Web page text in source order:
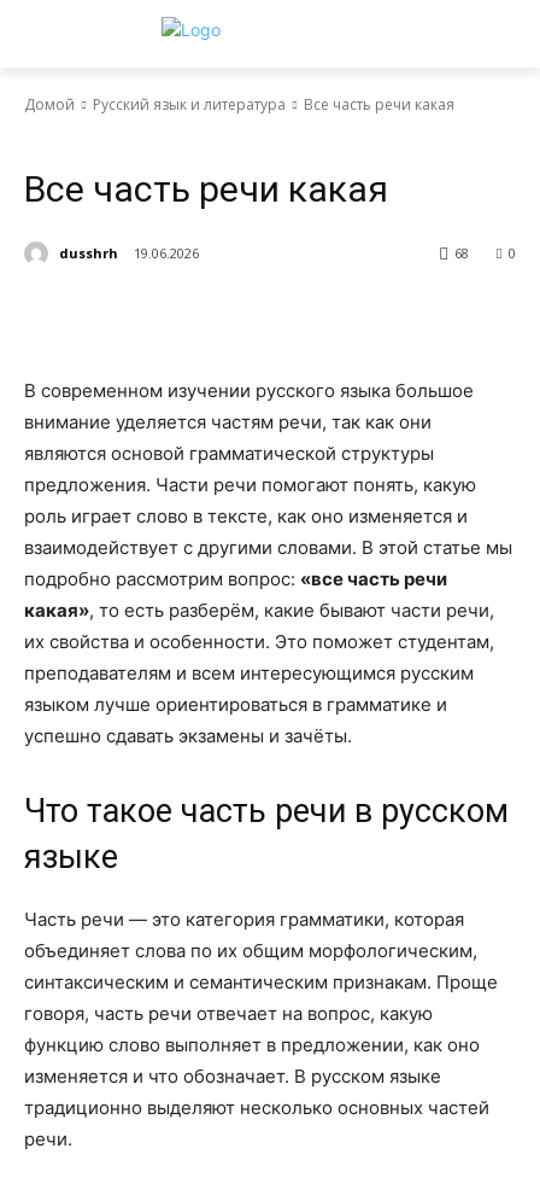
Домой Русский язык и литература Все часть речи какая
Все часть речи какая
dusshrh 19.06.2026 0
68
В современном изучении русского языка большое
внимание уделяется частям речи, так как они
являются основой грамматической структуры
предложения. Части речи помогают понять, какую
роль играет слово в тексте, как оно изменяется и
взаимодействует с другими словами. В этой статье мы
подробно рассмотрим вопрос: «все часть речи
какая», то есть разберём, какие бывают части речи,
их свойства и особенности. Это поможет студентам,
преподавателям и всем интересующимся русским
языком лучше ориентироваться в грамматике и
успешно сдавать экзамены и зачёты.
Что такое часть речи в русском
языке
Часть речи — это категория грамматики, которая
объединяет слова по их общим морфологическим,
синтаксическим и семантическим признакам. Проще
говоря, часть речи отвечает на вопрос, какую
функцию слово выполняет в предложении, как оно
изменяется и что обозначает. В русском языке
традиционно выделяют несколько основных частей
речи.